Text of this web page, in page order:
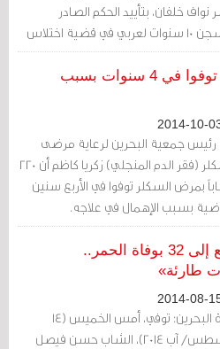
نواف خلفان، بتأييد الحكم الصادر
بالسجن 10 سنوات لعربي في قضية اختلاس
مستندات رسمية خاصة بمناقصات
الصحة.
220 من مرضى «السكلر» توفوا في 4 سنوات بسبب
رئيس جمعية البحرين لرعاية مرضى
السكلر (فقر الدم المنجلي) زكريا كاظم أن 220
بمرض السكلر توفوا في الأربع سنين
بسبب الإهمال في علاجه.
عدد ضحايا «السكلر» يرتفع إلى 32 بوفاة الحمر..
طارئة»
مرآة البحرين: توفي، أمس الخميس (14
أغسطس/ آب 2014)، الشاب حسن فيصل